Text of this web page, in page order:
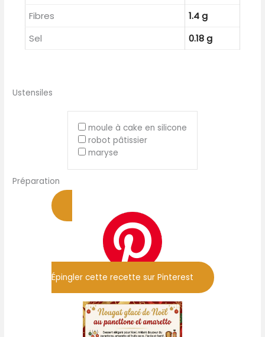
Fibres
1.4 g
Sel
0.18 g
Ustensiles
moule à cake en silicone
robot pâtissier
maryse
Préparation
Épingler cette recette sur Pinterest